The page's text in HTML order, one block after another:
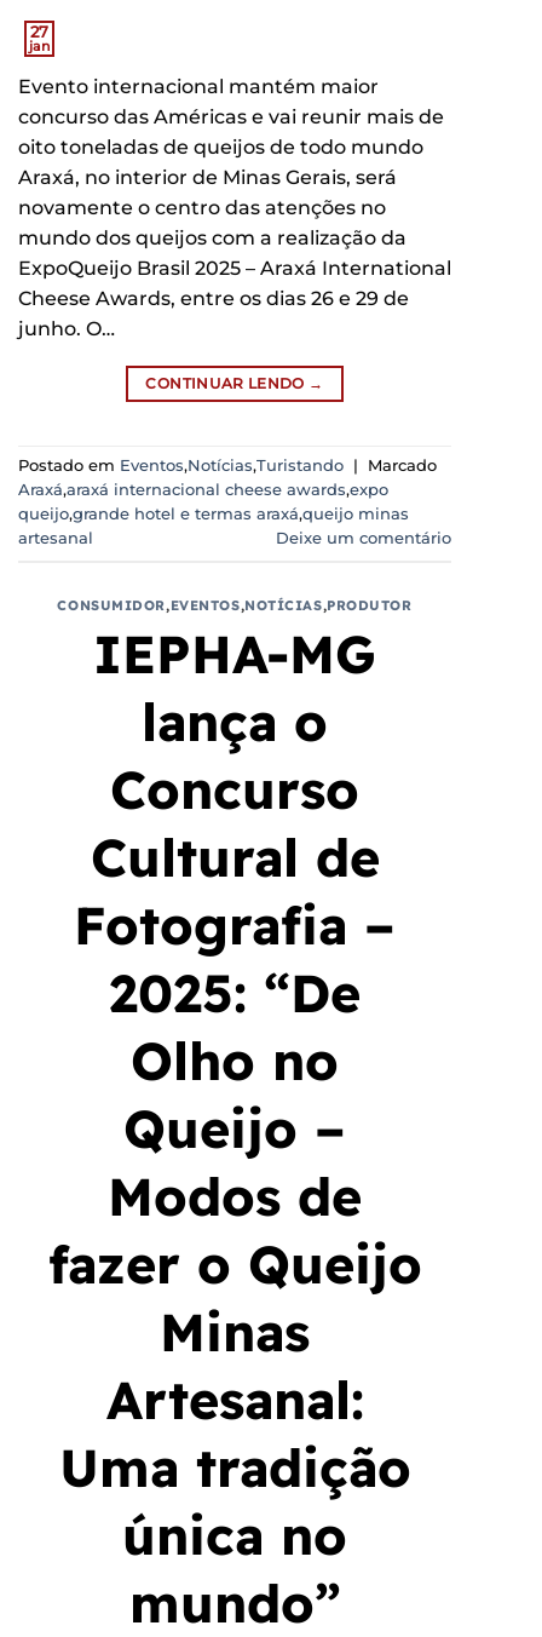
27
jan
Evento internacional mantém maior
concurso das Américas e vai reunir mais de
oito toneladas de queijos de todo mundo
Araxá, no interior de Minas Gerais, será
novamente o centro das atenções no
mundo dos queijos com a realização da
ExpoQueijo Brasil 2025 – Araxá International
Cheese Awards, entre os dias 26 e 29 de
junho. O…
CONTINUAR LENDO →
Postado em Eventos,Notícias,Turistando |
Marcado
Araxá,araxá internacional cheese awards,expo
queijo,grande hotel e termas araxá,queijo minas
artesanal
Deixe um comentário
CONSUMIDOR,EVENTOS,NOTÍCIAS,PRODUTOR
IEPHA-MG
lança o
Concurso
Cultural de
Fotografia –
2025: “De
Olho no
Queijo –
Modos de
fazer o Queijo
Minas
Artesanal:
Uma tradição
única no
mundo”